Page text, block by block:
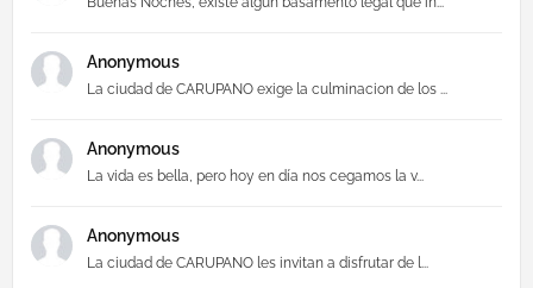
Anonymous
La ciudad de CARUPANO exige la culminacion de los ...
Anonymous
La vida es bella, pero hoy en día nos cegamos la v...
Anonymous
La ciudad de CARUPANO les invitan a disfrutar de l...